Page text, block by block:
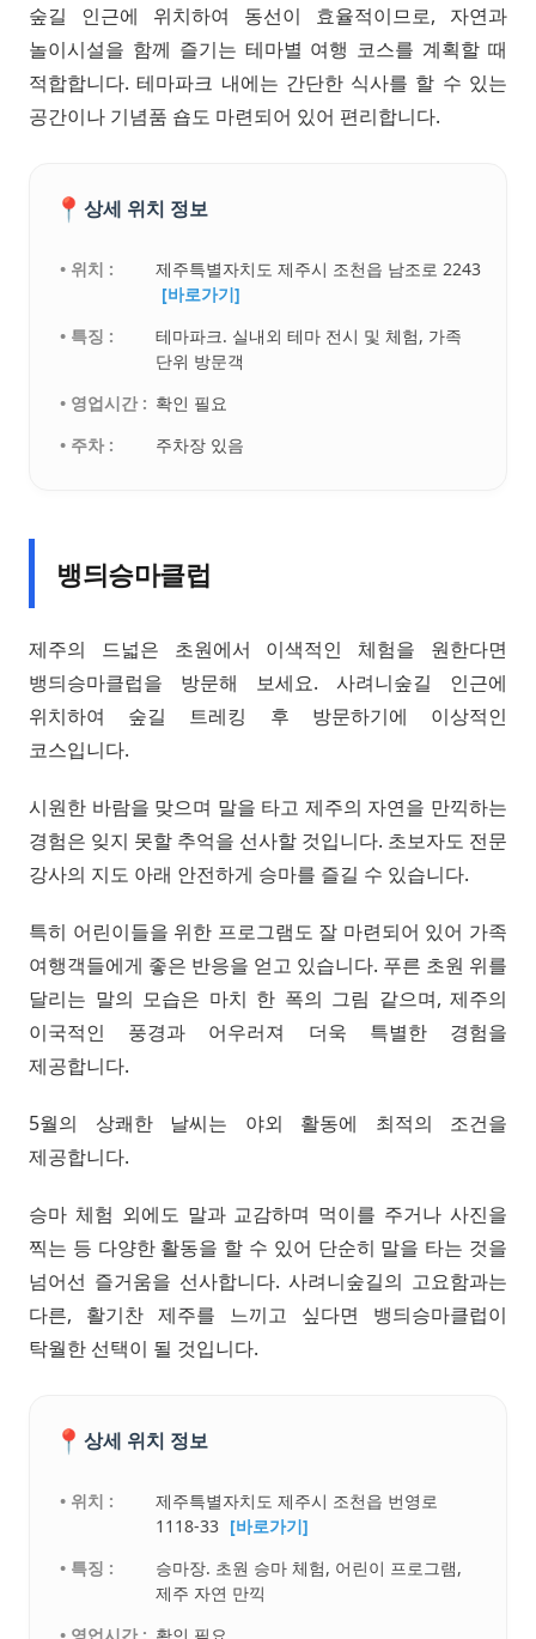
숲길 인근에 위치하여 동선이 효율적이므로, 자연과
놀이시설을 함께 즐기는 테마별 여행 코스를 계획할 때
적합합니다. 테마파크 내에는 간단한 식사를 할 수 있는
공간이나 기념품 숍도 마련되어 있어 편리합니다.
📍 상세 위치 정보
• 위치 :
제주특별자치도 제주시 조천읍 남조로 2243
[바로가기]
• 특징 :
테마파크. 실내외 테마 전시 및 체험, 가족
단위 방문객
• 영업시간 : 확인 필요
• 주차 :
주차장 있음
뱅듸승마클럽
제주의 드넓은 초원에서 이색적인 체험을 원한다면
뱅듸승마클럽을 방문해 보세요. 사려니숲길 인근에
위치하여 숲길 트레킹 후 방문하기에 이상적인
코스입니다.
시원한 바람을 맞으며 말을 타고 제주의 자연을 만끽하는
경험은 잊지 못할 추억을 선사할 것입니다. 초보자도 전문
강사의 지도 아래 안전하게 승마를 즐길 수 있습니다.
특히 어린이들을 위한 프로그램도 잘 마련되어 있어 가족
여행객들에게 좋은 반응을 얻고 있습니다. 푸른 초원 위를
달리는 말의 모습은 마치 한 폭의 그림 같으며, 제주의
이국적인 풍경과 어우러져 더욱 특별한 경험을
제공합니다.
5월의 상쾌한 날씨는 야외 활동에 최적의 조건을
제공합니다.
승마 체험 외에도 말과 교감하며 먹이를 주거나 사진을
찍는 등 다양한 활동을 할 수 있어 단순히 말을 타는 것을
넘어선 즐거움을 선사합니다. 사려니숲길의 고요함과는
다른, 활기찬 제주를 느끼고 싶다면 뱅듸승마클럽이
탁월한 선택이 될 것입니다.
📍 상세 위치 정보
• 위치 :
제주특별자치도 제주시 조천읍 번영로
1118-33 [바로가기]
• 특징 :
승마장. 초원 승마 체험, 어린이 프로그램,
제주 자연 만끽
• 영업시간 : 확인 필요